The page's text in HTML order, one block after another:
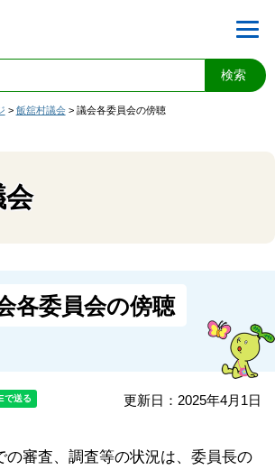
> 飯舘村議会 > 議会各委員会の傍聴
会
各委員会の傍聴
更新日：2025年4月1日
の審査、調査等の状況は、委員長の